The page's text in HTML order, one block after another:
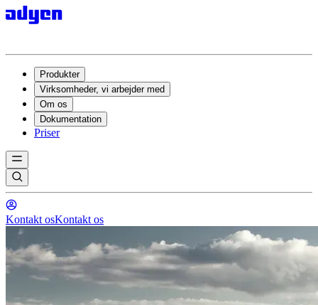
Produkter
Virksomheder, vi arbejder med
Om os
Dokumentation
Priser
Kontakt osKontakt os